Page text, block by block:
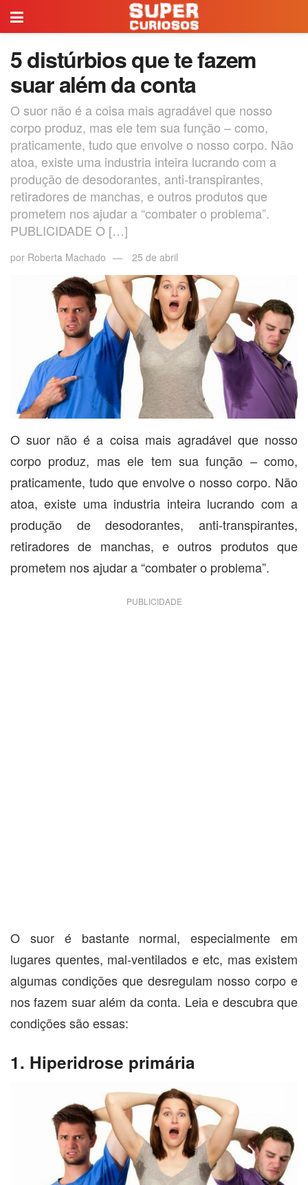
5 distúrbios que te fazem
suar além da conta
O suor não é a coisa mais agradável que nosso
corpo produz, mas ele tem sua função – como,
praticamente, tudo que envolve o nosso corpo. Não
atoa, existe uma industria inteira lucrando com a
produção de desodorantes, anti-transpirantes,
retiradores de manchas, e outros produtos que
prometem nos ajudar a “combater o problema”.
PUBLICIDADE O […]
por Roberta Machado 25 de abril
O suor não é a coisa mais agradável que nosso
corpo produz, mas ele tem sua função – como,
praticamente, tudo que envolve o nosso corpo. Não
atoa, existe uma industria inteira lucrando com a
produção de desodorantes, anti-transpirantes,
retiradores de manchas, e outros produtos que
prometem nos ajudar a “combater o problema”.
PUBLICIDADE
O suor é bastante normal, especialmente em
lugares quentes, mal-ventilados e etc, mas existem
algumas condições que desregulam nosso corpo e
nos fazem suar além da conta. Leia e descubra que
condições são essas:
1. Hiperidrose primária